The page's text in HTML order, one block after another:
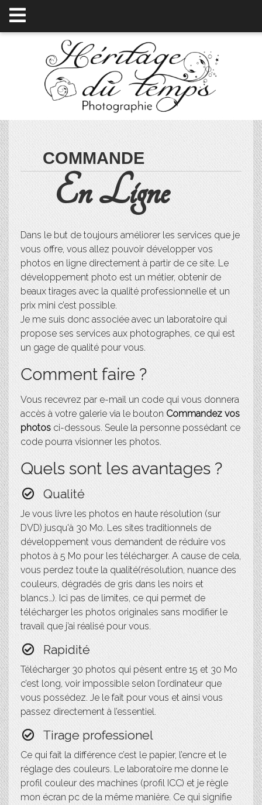
COMMANDE
En Ligne
Dans le but de toujours améliorer les services que je
vous offre, vous allez pouvoir développer vos
photos en ligne directement à partir de ce site. Le
développement photo est un métier, obtenir de
beaux tirages avec la qualité professionnelle et un
prix mini c’est possible.
Je me suis donc associée avec un laboratoire qui
propose ses services aux photographes, ce qui est
un gage de qualité pour vous.
Comment faire ?
Vous recevrez par e-mail un code qui vous donnera
accès à votre galerie via le bouton Commandez vos
photos ci-dessous. Seule la personne possédant ce
code pourra visionner les photos.
Quels sont les avantages ?
Qualité
Je vous livre les photos en haute résolution (sur
DVD) jusqu'à 30 Mo. Les sites traditionnels de
développement vous demandent de réduire vos
photos à 5 Mo pour les télécharger. A cause de cela,
vous perdez toute la qualité(résolution, nuance des
couleurs, dégradés de gris dans les noirs et
blancs…). Ici pas de limites, ce qui permet de
télécharger les photos originales sans modifier le
travail que j’ai réalisé pour vous.
Rapidité
Télécharger 30 photos qui pèsent entre 15 et 30 Mo
c’est long, voir impossible selon l’ordinateur que
vous possédez. Je le fait pour vous et ainsi vous
passez directement à l’essentiel.
Tirage professionel
Ce qui fait la différence c’est le papier, l’encre et le
réglage des couleurs. Le laboratoire me donne le
profil couleur des machines (profil ICC) et je règle
mon écran pc de la même manière. Ce qui signifie